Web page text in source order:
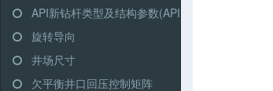
API新钻杆类型及结构参数(API RP 7G)
旋转导向
井场尺寸
欠平衡井口回压控制矩阵